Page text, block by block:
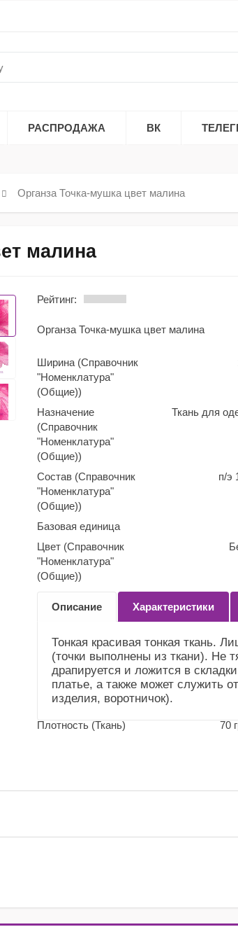
РАСПРОДАЖА ВК
Органза Точка-мушка цвет малина
малина
Рейтинг:
Органза Точка-мушка цвет малина
Ширина (Справочник
"Номенклатура"
(Общие))
Назначение
(Справочник
"Номенклатура"
(Общие))
Ткань для
Состав (Справочник
"Номенклатура"
(Общие))
п/э
Базовая единица
Цвет (Справочник
"Номенклатура"
(Общие))
(Справочник
(Общие))
Усадка и уход
(Справочник
"Номенклатура"
(Общие))
Не
Плотность (Ткань) 70
Описание Характеристики
Тонкая красивая тонкая ткань.
(точки выполнены из ткани). Не
драпируется и ложится в
платье, а также может служить
изделия, воротничок).